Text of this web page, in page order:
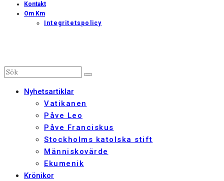
Kontakt
Om Km
Integritetspolicy
Nyhetsartiklar
Vatikanen
Påve Leo
Påve Franciskus
Stockholms katolska stift
Människovärde
Ekumenik
Krönikor